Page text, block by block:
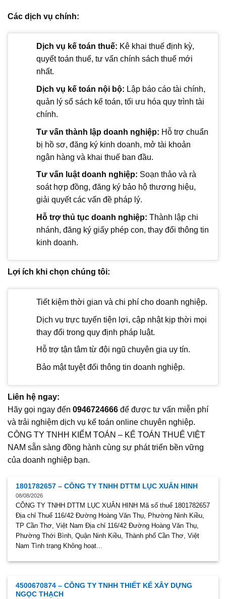
Các dịch vụ chính:
Dịch vụ kế toán thuế: Kê khai thuế định kỳ,
quyết toán thuế, tư vấn chính sách thuế mới
nhất.
Dịch vụ kế toán nội bộ: Lập báo cáo tài chính,
quản lý sổ sách kế toán, tối ưu hóa quy trình tài
chính.
Tư vấn thành lập doanh nghiệp: Hỗ trợ chuẩn
bị hồ sơ, đăng ký kinh doanh, mở tài khoản
ngân hàng và khai thuế ban đầu.
Tư vấn luật doanh nghiệp: Soạn thảo và rà
soát hợp đồng, đăng ký bảo hộ thương hiệu,
giải quyết các vấn đề pháp lý.
Hỗ trợ thủ tục doanh nghiệp: Thành lập chi
nhánh, đăng ký giấy phép con, thay đổi thông tin
kinh doanh.
Lợi ích khi chọn chúng tôi:
Tiết kiệm thời gian và chi phí cho doanh nghiệp.
Dịch vụ trực tuyến tiện lợi, cập nhật kịp thời mọi
thay đổi trong quy định pháp luật.
Hỗ trợ tận tâm từ đội ngũ chuyên gia uy tín.
Bảo mật tuyệt đối thông tin doanh nghiệp.
Liên hệ ngay:
Hãy gọi ngay đến 0946724666 để được tư vấn miễn phí
và trải nghiệm dịch vụ kế toán online chuyên nghiệp.
CÔNG TY TNHH KIỂM TOÁN – KẾ TOÁN THUẾ VIỆT
NAM sẵn sàng đồng hành cùng sự phát triển bền vững
của doanh nghiệp bạn.
1801782657 – CÔNG TY TNHH DTTM LỤC XUÂN HINH
08/08/2026
CÔNG TY TNHH DTTM LỤC XUÂN HINH Mã số thuế 1801782657
Địa chỉ Thuế 116/42 Đường Hoàng Văn Thụ, Phường Ninh Kiều,
TP Cần Thơ, Việt Nam Địa chỉ 116/42 Đường Hoàng Văn Thụ,
Phường Thới Bình, Quận Ninh Kiều, Thành phố Cần Thơ, Việt
Nam Tình trạng Không hoạt...
4500670874 – CÔNG TY TNHH THIẾT KẾ XÂY DỰNG
NGỌC THẠCH